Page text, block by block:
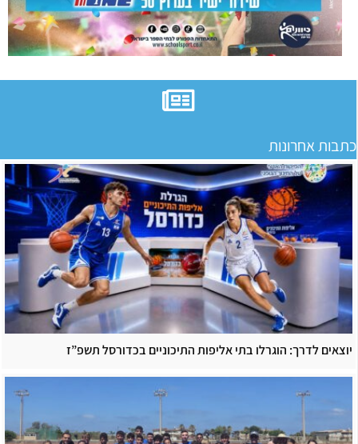
כתבות אחרונות
יוצאים לדרך: הוגרלו בתי אליפות התיכוניים בכדורסל תשפ”ז